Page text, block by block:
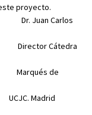
proyecto.
Juan Carlos
Cátedra
de